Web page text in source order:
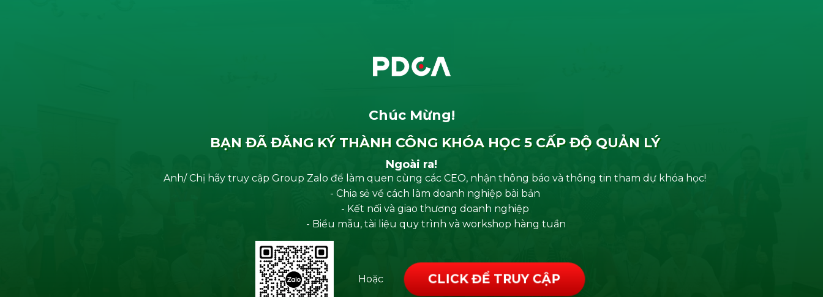
Hoặc CLICK ĐỂ TRUY CẬP
Anh/ Chị hãy truy cập Group Zalo để làm quen cùng các CEO, nhận thông báo và thông tin tham dự khóa học!
- Chia sẻ về cách làm doanh nghiệp bài bản
- Kết nối và giao thương doanh nghiệp
- Biểu mẫu, tài liệu quy trình và workshop hàng tuần
Chúc Mừng!
BẠN ĐÃ ĐĂNG KÝ THÀNH CÔNG KHÓA HỌC 5 CẤP ĐỘ QUẢN LÝ
Ngoài ra!